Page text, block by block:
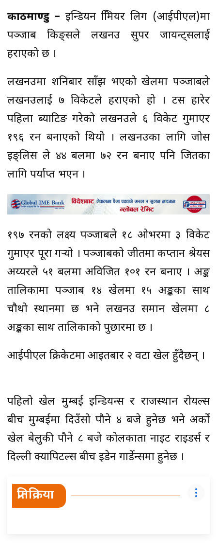
काठमाण्डु – इन्डियन प्रिमियर लिग (आईपीएल)मा
पञ्जाब किङ्सले लखनउ सुपर जायन्ट्सलाई
हराएको छ ।
लखनउमा शनिबार साँझ भएको खेलमा पञ्जाबले
लखनउलाई ७ विकेटले हराएको हो । टस हारेर
पहिला ब्याटिङ गरेको लखनउले ६ विकेट गुमाएर
१९६ रन बनाएको थियो । लखनउका लागि जोस
इङ्लिस ले ४४ बलमा ७२ रन बनाए पनि जितका
लागि पर्याप्त भएन ।
१९७ रनको लक्ष्य पञ्जाबले १८ ओभरमा ३ विकेट
गुमाएर पूरा गर्‍यो । पञ्जाबको जीतमा कप्तान श्रेयस
अय्यरले ५१ बलमा अविजित १०१ रन बनाए । अङ्क
तालिकामा पञ्जाब १४ खेलमा १५ अङ्कका साथ
चौथो स्थानमा छ भने लखनउ समान खेलमा ८
अङ्कका साथ तालिकाको पुछारमा छ ।
आईपीएल क्रिकेटमा आइतबार २ वटा खेल हुँदैछन् ।
पहिलो खेल मुम्बई इन्डियन्स र राजस्थान रोयल्स
बीच मुम्बईमा दिउँसो पौने ४ बजे हुनेछ भने अर्को
खेल बेलुकी पौने ८ बजे कोलकाता नाइट राइडर्स र
दिल्ली क्यापिटल्स बीच इडेन गार्डेन्समा हुनेछ ।
प्रतिक्रिया